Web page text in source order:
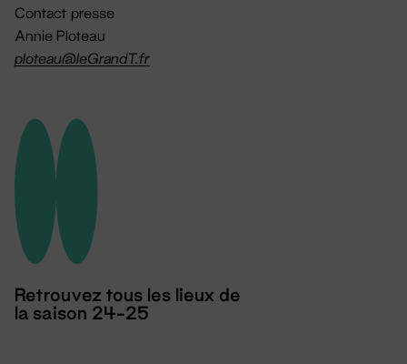
Contact presse
Annie Ploteau
ploteau@leGrandT.fr
Retrouvez tous les lieux de
la saison 24-25